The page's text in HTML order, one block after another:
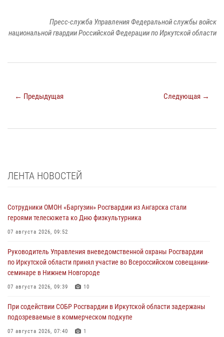
Пресс-служба Управления Федеральной службы войск
национальной гвардии Российской Федерации по Иркутской области
← Предыдущая Следующая →
ЛЕНТА НОВОСТЕЙ
Сотрудники ОМОН «Баргузин» Росгвардии из Ангарска стали
героями телесюжета ко Дню физкультурника
07 августа 2026, 09:52
Руководитель Управления вневедомственной охраны Росгвардии
по Иркутской области принял участие во Всероссийском совещании-
семинаре в Нижнем Новгороде
07 августа 2026, 09:39 10
При содействии СОБР Росгвардии в Иркутской области задержаны
подозреваемые в коммерческом подкупе
07 августа 2026, 07:40 1